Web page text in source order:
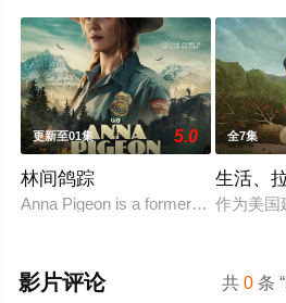
更新至01集 5.0
林间鸽踪
Anna Pigeon is a former city slicker
全7集
生活、
作为美国
共0 条
影片评论